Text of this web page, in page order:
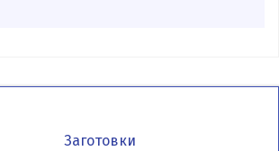
Заготовки